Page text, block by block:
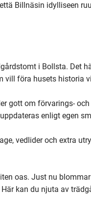
Billnäsin idylliseen
i Bollsta. Det
vill föra husets historia
gott om förvarings-
enligt egen
vedlider och extra
oas. Just nu
kan du njuta av